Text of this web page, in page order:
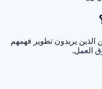
الذين يريدون تطوير فهمهم
العمل.